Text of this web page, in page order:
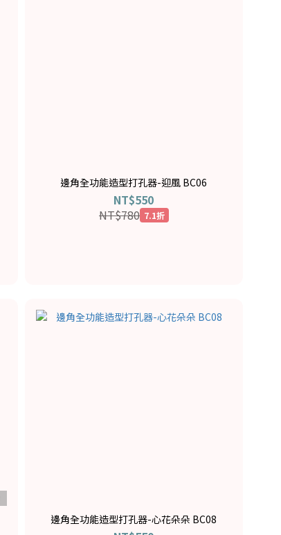
邊角全功能造型打孔器-迎風 BC06
NT$550
NT$780 7.1折
邊角全功能造型打孔器-心花朵朵 BC08